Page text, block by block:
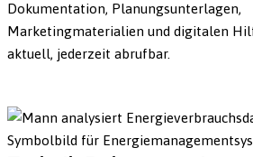
Dokumentation, Planungsunterlagen,
Marketingmaterialien und digitalen
aktuell, jederzeit abrufbar.